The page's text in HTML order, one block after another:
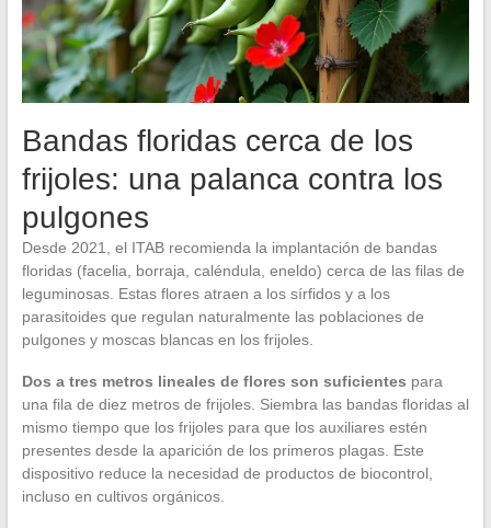
Bandas floridas cerca de los
frijoles: una palanca contra los
pulgones
Desde 2021, el ITAB recomienda la implantación de bandas
floridas (facelia, borraja, caléndula, eneldo) cerca de las filas de
leguminosas. Estas flores atraen a los sírfidos y a los
parasitoides que regulan naturalmente las poblaciones de
pulgones y moscas blancas en los frijoles.
Dos a tres metros lineales de flores son suficientes para
una fila de diez metros de frijoles. Siembra las bandas floridas al
mismo tiempo que los frijoles para que los auxiliares estén
presentes desde la aparición de los primeros plagas. Este
dispositivo reduce la necesidad de productos de biocontrol,
incluso en cultivos orgánicos.